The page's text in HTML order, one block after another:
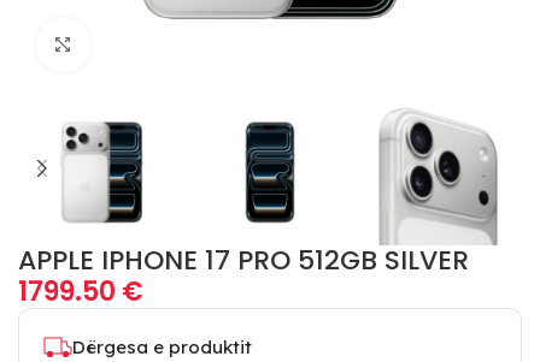
APPLE IPHONE 17 PRO 512GB SILVER
1799.50 €
Dërgesa e produktit